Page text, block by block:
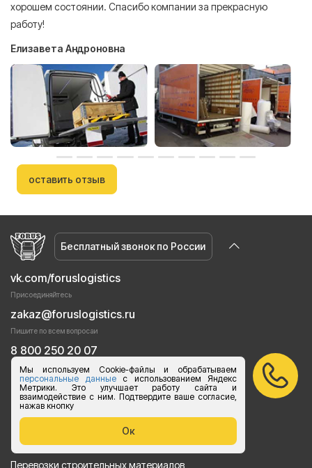
Мы используем Cookie-файлы и обрабатываем
персональные данныес использованием Яндекс
Метрики. Это улучшает работу сайта и
взаимодействие с ним. Подтвердите ваше согласие,
нажав кнопку
Ок
хорошем состоянии. Спасибо компании за прекрасную
работу!
Елизавета Андроновна
оставить отзыв
Бесплатный звонок по России
vk.com/foruslogistics
Присоединяйтесь
zakaz@foruslogistics.ru
Пишите по всем вопросаи
8 800 250 20 07
Ежедневно с 8:00 до 20:00
Услуги
Грузоперевозки догрузом
Перевозки груза автотранспортом
Перевозки строительных материалов